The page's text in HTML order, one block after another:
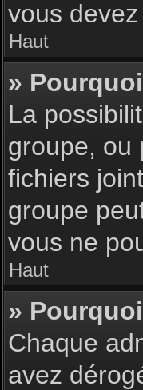
vous
Haut
»
La
groupe, ou
fichiers
groupe
vous ne
Haut
»
Chaque
avez